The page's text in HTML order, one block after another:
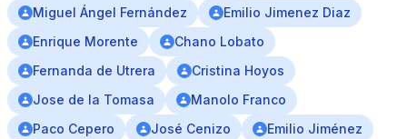
Miguel Ángel Fernández
Emilio Jimenez Diaz
Enrique Morente
Chano Lobato
Fernanda de Utrera
Cristina Hoyos
Jose de la Tomasa
Manolo Franco
Paco Cepero
José Cenizo
Emilio Jiménez